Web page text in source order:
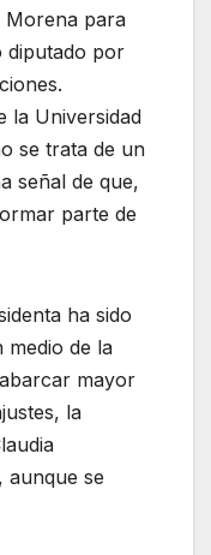
Morena para
diputado por
la Universidad
se trata de un
señal de que,
parte de
ha sido
medio de la
mayor
la
aunque se